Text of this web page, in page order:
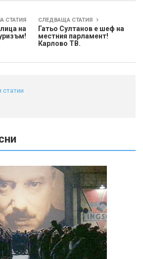
СТАТИЯ
на
СЛЕДВАЩА СТАТИЯ
Гатьо Султанов е шеф на
местния парламент!
Карлово ТВ.
статии